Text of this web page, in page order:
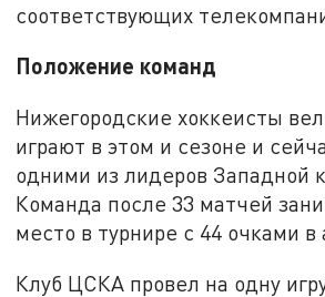
соответствующих
Положение команд
Нижегородские хоккеисты
играют в этом и сезоне и
одними из лидеров Западной
Команда после 33 матчей
место в турнире с 44 очками в
Клуб ЦСКА провел на одну